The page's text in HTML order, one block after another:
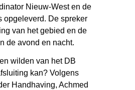
Nieuw-West en de
opgeleverd. De spreker
van het gebied en de
de avond en nacht.
wilden van het DB
kan? Volgens
Handhaving, Achmed